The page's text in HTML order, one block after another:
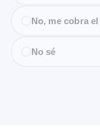
No, me cobra
No sé